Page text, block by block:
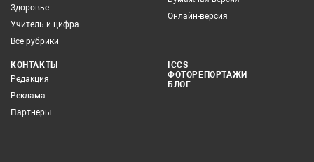
Здоровье
Учитель и цифра
Все рубрики
Онлайн-версия
КОНТАКТЫ
Редакция
Реклама
Партнеры
ICCS
ФОТОРЕПОРТАЖИ
БЛОГ